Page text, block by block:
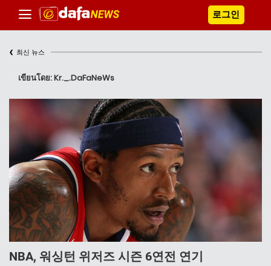
로그인
‹ 최신 뉴스
เขียนโดย: Kr._.DaFaNeWs
NBA, 워싱턴 위저즈 시즌 6연전 연기